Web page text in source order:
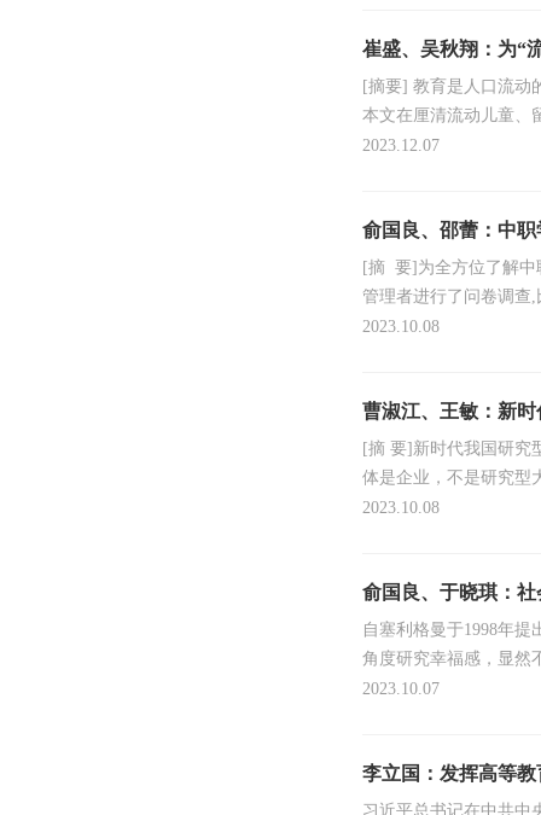
崔盛、吴秋翔：为“
[摘要] 教育是人口流动
本文在厘清流动儿童、
与被动教育流动群体，
2023.12.07
俞国良、邵蕾：中
[摘 要]为全方位了解中
管理者进行了问卷调查
知与评价。结果发现
2023.10.08
曹淑江、王敏：新
[摘 要]新时代我国研究
体是企业，不是研究型
经向市场化方向拓展过
2023.10.08
俞国良、于晓琪：
自塞利格曼于1998年
角度研究幸福感，显然
出，很好地弥补了主观
2023.10.07
李立国：发挥高等
习近平总书记在中共中